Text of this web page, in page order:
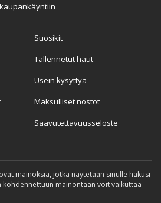
Suosikit
Tallennetut haut
Usein kysyttyä
Maksulliset nostot
Saavutettavuusseloste
mainoksia, jotka näytetään sinulle hakusi
kohdennettuun mainontaan voit vaikuttaa